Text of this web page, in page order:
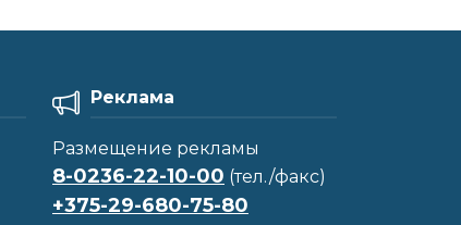
Реклама
Размещение рекламы
8-0236-22-10-00 (тел./факс)
+375-29-680-75-80